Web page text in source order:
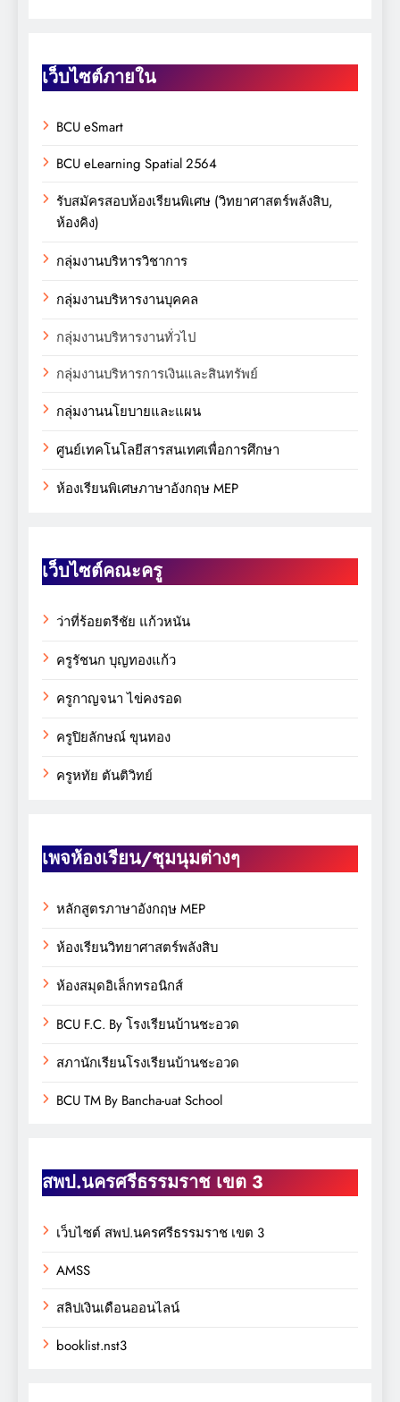
เว็บไซต์ภายใน
BCU eSmart
BCU eLearning Spatial 2564
รับสมัครสอบห้องเรียนพิเศษ (วิทยาศาสตร์พลังสิบ,
ห้องคิง)
กลุ่มงานบริหารวิชาการ
กลุ่มงานบริหารงานบุคคล
กลุ่มงานบริหารงานทั่วไป
กลุ่มงานบริหารการเงินและสินทรัพย์
กลุ่มงานนโยบายและแผน
ศูนย์เทคโนโลยีสารสนเทศเพื่อการศึกษา
ห้องเรียนพิเศษภาษาอังกฤษ MEP
เว็บไซต์คณะครู
ว่าที่ร้อยตรีชัย แก้วหนัน
ครูรัชนก บุญทองแก้ว
ครูกาญจนา ไข่คงรอด
ครูปิยลักษณ์ ขุนทอง
ครูหทัย ตันติวิทย์
เพจห้องเรียน/ชุมนุมต่างๆ
หลักสูตรภาษาอังกฤษ MEP
ห้องเรียนวิทยาศาสตร์พลังสิบ
ห้องสมุดอิเล็กทรอนิกส์
BCU F.C. By โรงเรียนบ้านชะอวด
สภานักเรียนโรงเรียนบ้านชะอวด
BCU TM By Bancha-uat School
สพป.นครศรีธรรมราช เขต 3
เว็บไซต์ สพป.นครศรีธรรมราช เขต 3
AMSS
สลิปเงินเดือนออนไลน์
booklist.nst3